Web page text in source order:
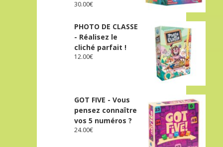
30.00€
PHOTO DE CLASSE
- Réalisez le
cliché parfait !
12.00€
GOT FIVE - Vous
pensez connaître
vos 5 numéros ?
24.00€